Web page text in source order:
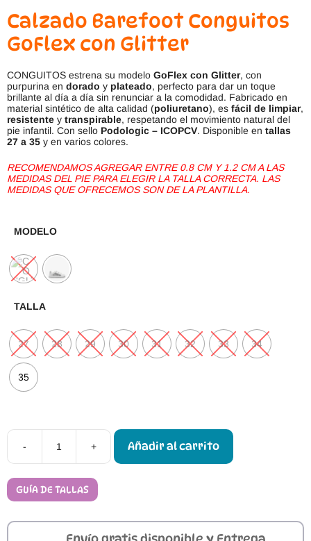
Calzado Barefoot Conguitos
GoFlex con Glitter
CONGUITOS estrena su modelo GoFlex con Glitter, con
purpurina en dorado y plateado, perfecto para dar un toque
brillante al día a día sin renunciar a la comodidad. Fabricado en
material sintético de alta calidad (poliuretano), es fácil de limpiar,
resistente y transpirable, respetando el movimiento natural del
pie infantil. Con sello Podologic – ICOPCV. Disponible en tallas
27 a 35 y en varios colores.
RECOMENDAMOS AGREGAR ENTRE 0.8 CM Y 1.2 CM A LAS
MEDIDAS DEL PIE PARA ELEGIR LA TALLA CORRECTA. LAS
MEDIDAS QUE OFRECEMOS SON DE LA PLANTILLA.
MODELO
TALLA
27 28 29 30 31 32 33 34
35
-
Calzado
Barefoot
+ Añadir al carrito
GUÍA DE TALLAS